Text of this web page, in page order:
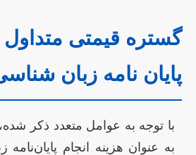
گستره قیمتی متداول
پایان نامه زبان
با توجه به عوامل متعدد ذکر
به عنوان هزینه انجام